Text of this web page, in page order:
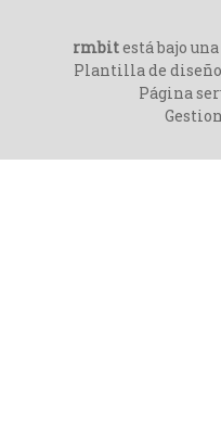
rmbitestá bajo una
Plantilla de
Página